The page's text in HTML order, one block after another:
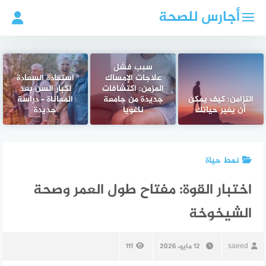
أجارس للصحة
التزامن: كيف يمكن
أن يغير حياتك
سبب فشل
علاجات الإمساك
المزمن: اكتشافات
جديدة من جامعة
ناغويا
استعادة السعادة
لكبار السن بعد
المعاناة – دراسة
جديدة
نمط حياة
اختبار القوة: مفتاح طول العمر وصحة
الشيخوخة
saeed 12 مايو، 2026 111